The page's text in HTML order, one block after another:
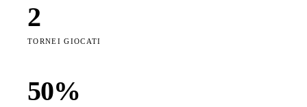
2
TORNEI GIOCATI
50%